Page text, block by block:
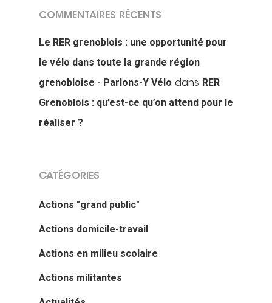
COMMENTAIRES RÉCENTS
Le RER grenoblois : une opportunité pour
le vélo dans toute la grande région
grenobloise - Parlons-Y Vélo dans RER
Grenoblois : qu’est-ce qu’on attend pour le
réaliser ?
CATÉGORIES
Actions "grand public"
Actions domicile-travail
Actions en milieu scolaire
Actions militantes